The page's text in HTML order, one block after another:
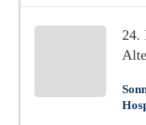
24.